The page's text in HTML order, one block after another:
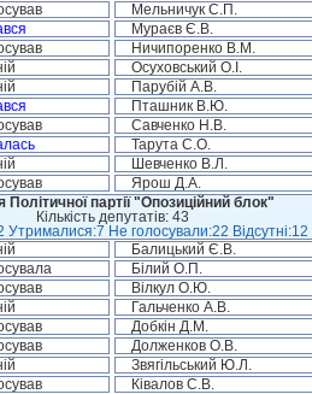
Мельничук С.П.
Мураєв Є.В.
Ничипоренко В.М.
Осуховський О.І.
Парубій А.В.
Пташник В.Ю.
Савченко Н.В.
Тарута С.О.
Шевченко В.Л.
Ярош Д.А.
Політичної партії "Опозиційний блок"
Кількість депутатів: 43
Утрималися:7 Не голосували:22 Відсутні:12
Балицький Є.В.
Білий О.П.
Вілкул О.Ю.
Гальченко А.В.
Добкін Д.М.
Долженков О.В.
Звягільський Ю.Л.
Ківалов С.В.